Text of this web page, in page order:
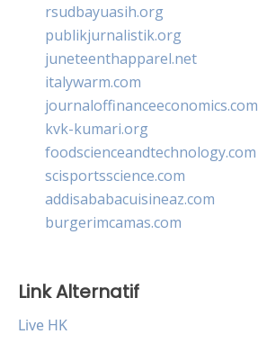
rsudbayuasih.org
publikjurnalistik.org
juneteenthapparel.net
italywarm.com
journaloffinanceeconomics.com
kvk-kumari.org
foodscienceandtechnology.com
scisportsscience.com
addisababacuisineaz.com
burgerimcamas.com
Link Alternatif
Live HK